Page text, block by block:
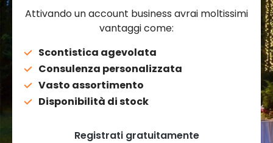
Attivando un account business avrai moltissimi
vantaggi come:
Scontistica agevolata
Consulenza personalizzata
Vasto assortimento
Disponibilità di stock
Registrati gratuitamente